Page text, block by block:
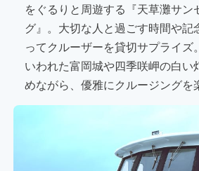
をぐるりと周遊する『天草灘サン
グ』。大切な人と過ごす時間や記
ってクルーザーを貸切サプライズ
いわれた富岡城や四季咲岬の白い
めながら、優雅にクルージングを